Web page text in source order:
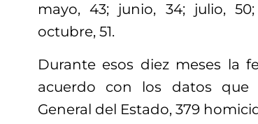
mayo, 43; junio, 34; julio,
octubre, 51.
Durante esos diez meses la
acuerdo con los datos que
General del Estado, 379